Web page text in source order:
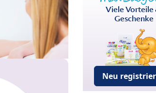
Viele Vorteile
Geschenke
Neu